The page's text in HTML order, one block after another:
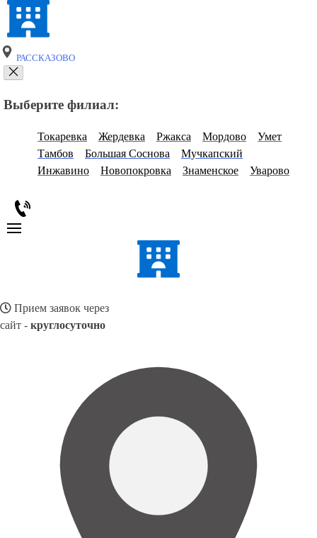
РАССКАЗОВО
Выберите филиал:
Токаревка Жердевка Ржакса Мордово
Умет
Тамбов
Большая Соснова
Мучкапский
Инжавино
Новопокровка Знаменское Уварово
Прием заявок через
сайт - круглосуточно